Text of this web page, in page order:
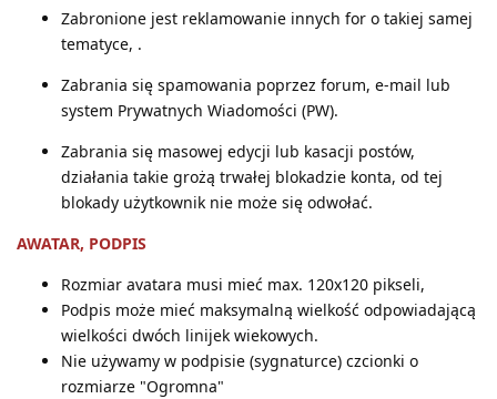
Zabronione jest reklamowanie innych for o takiej samej
tematyce, .
Zabrania się spamowania poprzez forum, e-mail lub
system Prywatnych Wiadomości (PW).
Zabrania się masowej edycji lub kasacji postów,
działania takie grożą trwałej blokadzie konta, od tej
blokady użytkownik nie może się odwołać.
AWATAR, PODPIS
Rozmiar avatara musi mieć max. 120x120 pikseli,
Podpis może mieć maksymalną wielkość odpowiadającą
wielkości dwóch linijek wiekowych.
Nie używamy w podpisie (sygnaturce) czcionki o
rozmiarze "Ogromna"